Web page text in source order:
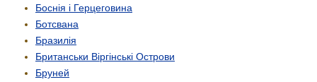
Боснія і Герцеговина
Ботсвана
Бразилія
Британськи Віргінські Острови
Бруней